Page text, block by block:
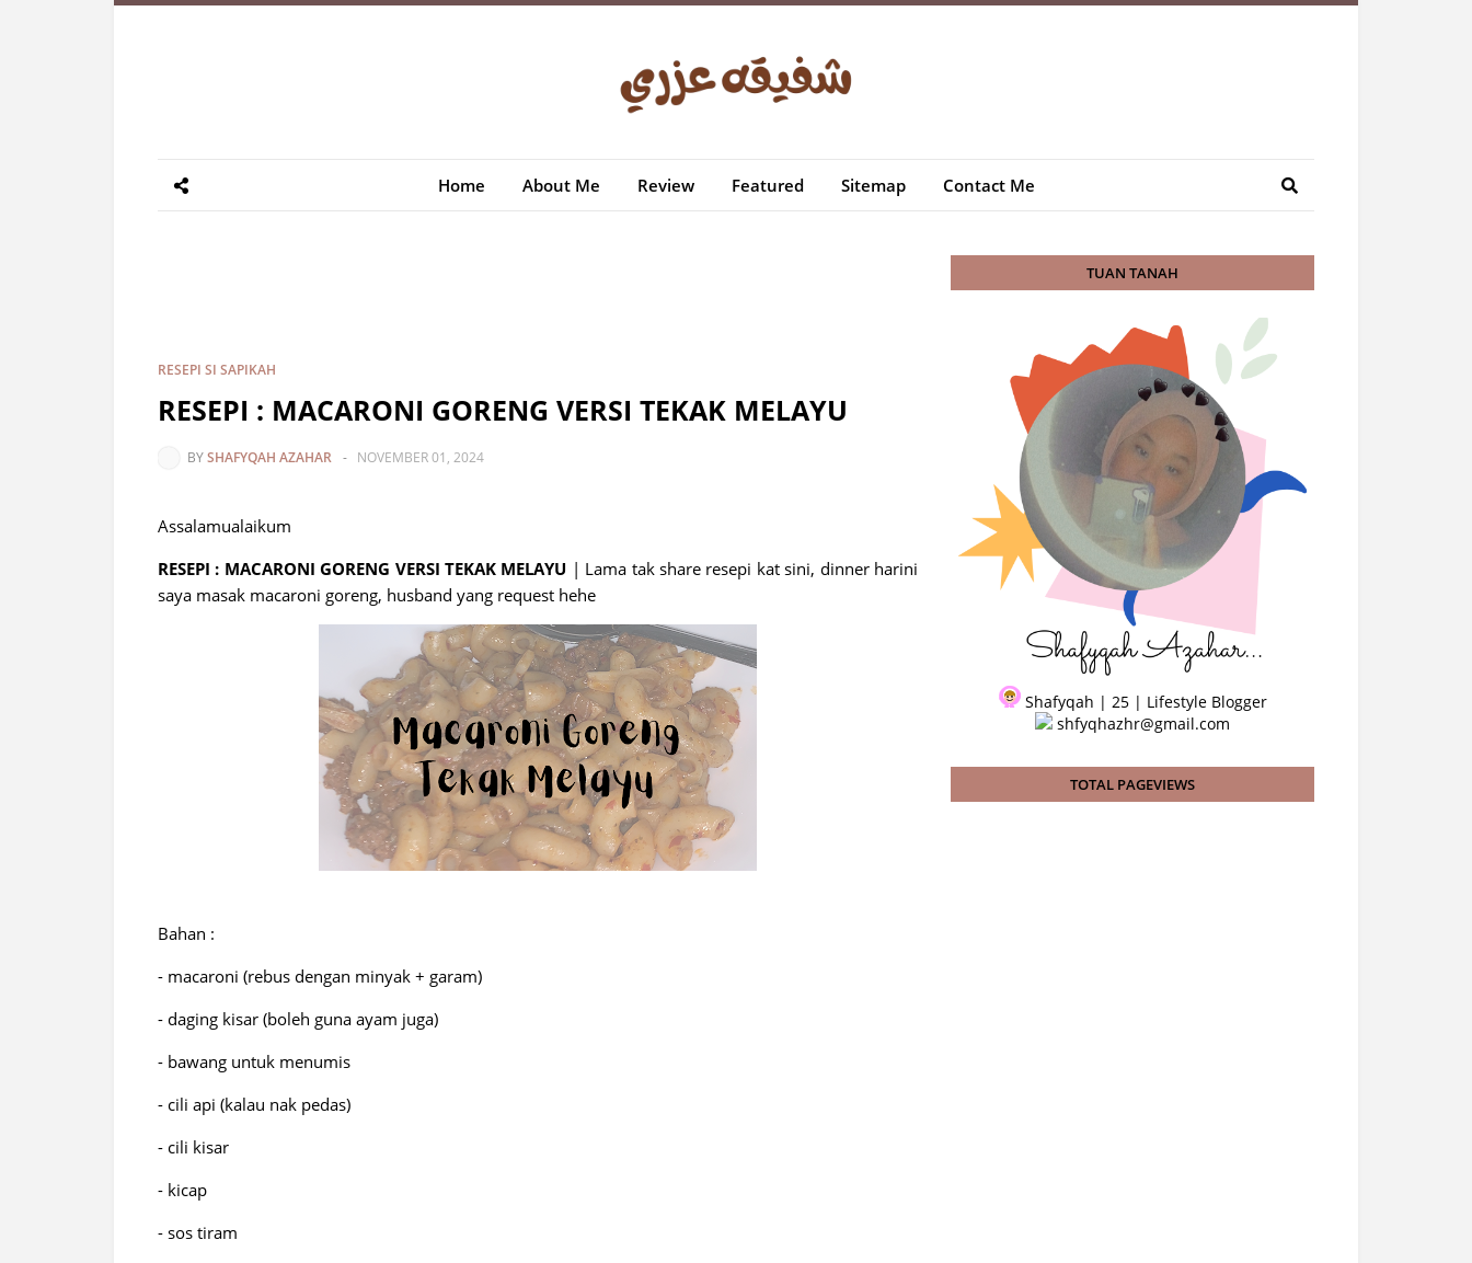
Home About Me Review Featured Sitemap Contact Me
RESEPI SI SAPIKAH
RESEPI : MACARONI GORENG VERSI TEKAK MELAYU
BYSHAFYQAH AZAHAR - NOVEMBER 01, 2024
Assalamualaikum
RESEPI : MACARONI GORENG VERSI TEKAK MELAYU | Lama tak share resepi kat sini, dinner harini
saya masak macaroni goreng, husband yang request hehe
Bahan :
- macaroni (rebus dengan minyak + garam)
- daging kisar (boleh guna ayam juga)
- bawang untuk menumis
- cili api (kalau nak pedas)
- cili kisar
- kicap
- sos tiram
TUAN TANAH
Shafyqah | 25 | Lifestyle Blogger
shfyqhazhr@gmail.com
TOTAL PAGEVIEWS